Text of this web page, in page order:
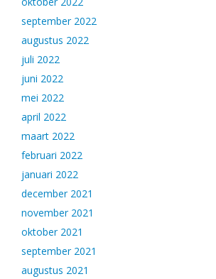
september 2022
augustus 2022
juli 2022
juni 2022
mei 2022
april 2022
maart 2022
februari 2022
januari 2022
december 2021
november 2021
oktober 2021
september 2021
augustus 2021